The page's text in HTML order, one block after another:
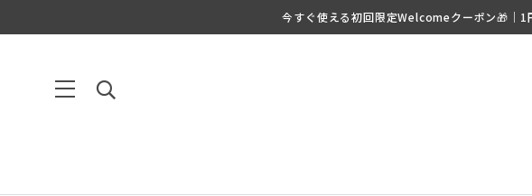
今すぐ使える初回限定Welcomeクーポン🎁｜1